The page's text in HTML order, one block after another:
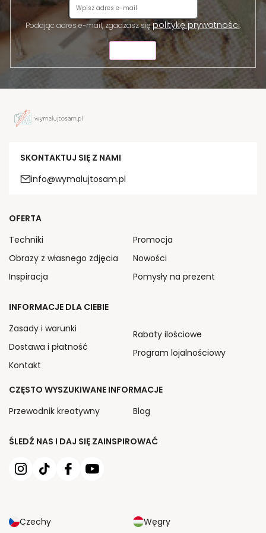
Podając adres e-mail, zgadzasz siępolitykę prywatności.
SKONTAKTUJ SIĘ Z NAMI
info@wymalujtosam.pl
ŚLEDŹ NAS I DAJ SIĘ ZAINSPIROWAĆ
Czechy
Węgry
OFERTA
Techniki
Obrazy z własnego zdjęcia
Inspiracja
Promocja
Nowości
Pomysły na prezent
INFORMACJE DLA CIEBIE
Zasady i warunki
Dostawa i płatność
Kontakt
Rabaty ilościowe
Program lojalnościowy
CZĘSTO WYSZUKIWANE INFORMACJE
Przewodnik kreatywny
Blog